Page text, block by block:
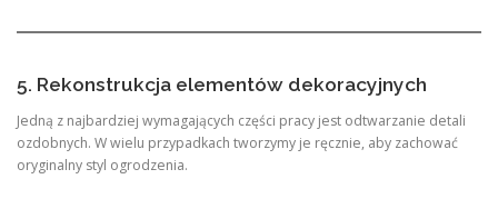
5. Rekonstrukcja elementów dekoracyjnych
Jedną z najbardziej wymagających części pracy jest odtwarzanie detali
ozdobnych. W wielu przypadkach tworzymy je ręcznie, aby zachować
oryginalny styl ogrodzenia.